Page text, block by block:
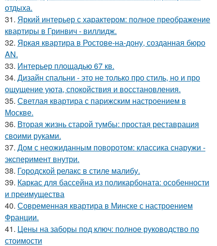
отдыха.
31. Яркий интерьер с характером: полное преображение
квартиры в Гринвич - виллидж.
32. Яркая квартира в Ростове-на-дону, созданная бюро
AN.
33. Интерьер площадью 67 кв.
34. Дизайн спальни - это не только про стиль, но и про
ощущение уюта, спокойствия и восстановления.
35. Светлая квартира с парижским настроением в
Москве.
36. Вторая жизнь старой тумбы: простая реставрация
своими руками.
37. Дом с неожиданным поворотом: классика снаружи -
эксперимент внутри.
38. Городской релакс в стиле малибу.
39. Каркас для бассейна из поликарбоната: особенности
и преимущества
40. Современная квартира в Минске с настроением
Франции.
41. Цены на заборы под ключ: полное руководство по
стоимости